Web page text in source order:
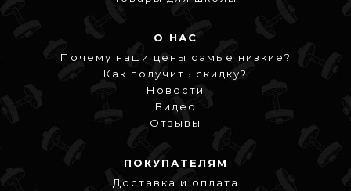
О НАС
Почему наши цены самые низкие?
Как получить скидку?
Новости
Видео
Отзывы
ПОКУПАТЕЛЯМ
Доставка и оплата